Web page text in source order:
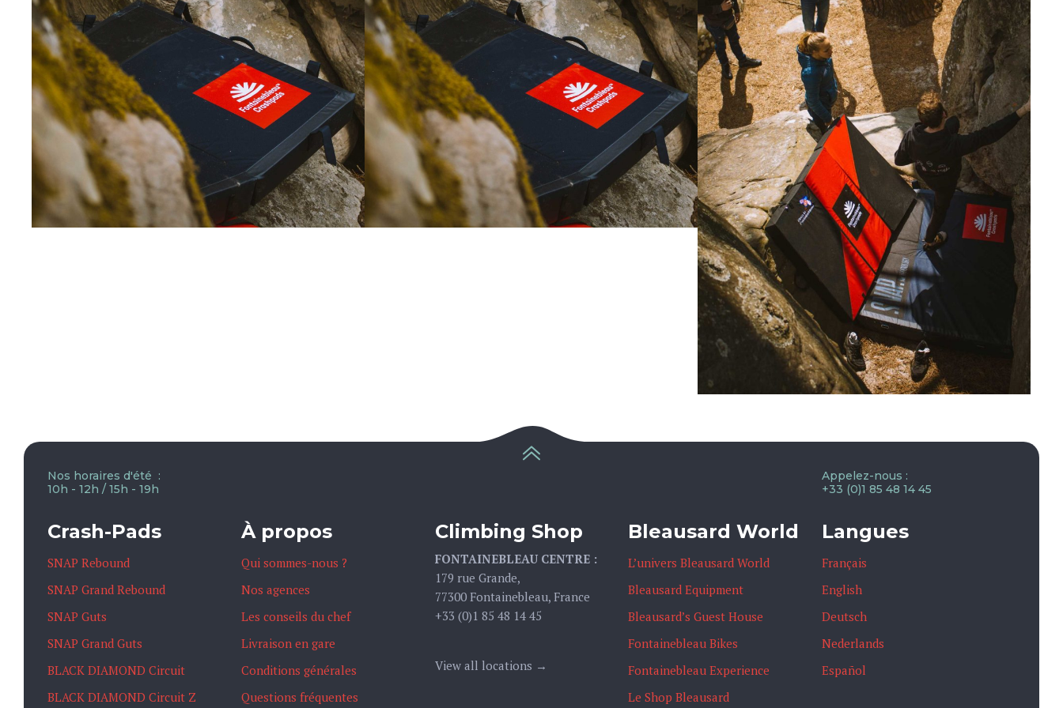
Nos horaires d'été :
10h - 12h / 15h - 19h
Appelez-nous :
+33 (0)1 85 48 14 45
Crash-Pads
SNAP Rebound
SNAP Grand Rebound
SNAP Guts
SNAP Grand Guts
BLACK DIAMOND Circuit
BLACK DIAMOND Circuit Z
À propos
Qui sommes-nous ?
Nos agences
Les conseils du chef
Livraison en gare
Conditions générales
Questions fréquentes
Climbing Shop
FONTAINEBLEAU CENTRE :
179 rue Grande,
77300 Fontainebleau, France
+33 (0)1 85 48 14 45
View all locations →
Bleausard World
L’univers Bleausard World
Bleausard Equipment
Bleausard’s Guest House
Fontainebleau Bikes
Fontainebleau Experience
Le Shop Bleausard
Langues
Français
English
Deutsch
Nederlands
Español